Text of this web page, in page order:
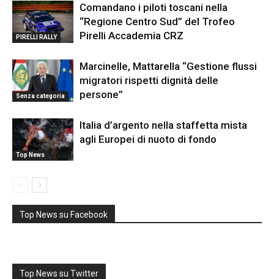
PIRELLI RALLY
Comandano i piloti toscani nella
“Regione Centro Sud” del Trofeo
Pirelli Accademia CRZ
Senza categoria
Marcinelle, Mattarella “Gestione flussi
migratori rispetti dignità delle
persone”
Top News
Italia d’argento nella staffetta mista
agli Europei di nuoto di fondo
Top News su Facebook
Top News su Twitter